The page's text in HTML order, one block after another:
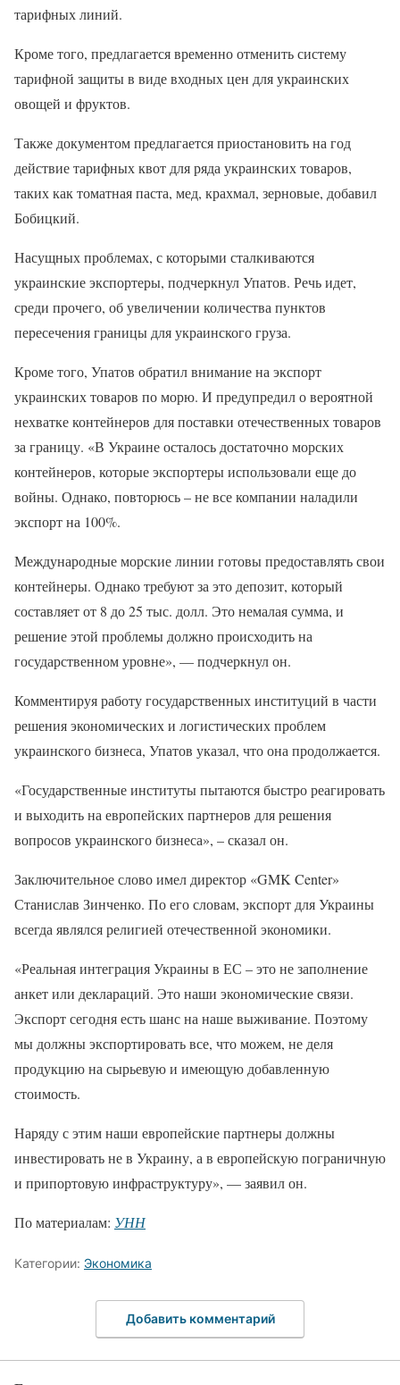
тарифных линий.
Кроме того, предлагается временно отменить систему
тарифной защиты в виде входных цен для украинских
овощей и фруктов.
Также документом предлагается приостановить на год
действие тарифных квот для ряда украинских товаров,
таких как томатная паста, мед, крахмал, зерновые, добавил
Бобицкий.
Насущных проблемах, с которыми сталкиваются
украинские экспортеры, подчеркнул Упатов. Речь идет,
среди прочего, об увеличении количества пунктов
пересечения границы для украинского груза.
Кроме того, Упатов обратил внимание на экспорт
украинских товаров по морю. И предупредил о вероятной
нехватке контейнеров для поставки отечественных товаров
за границу. «В Украине осталось достаточно морских
контейнеров, которые экспортеры использовали еще до
войны. Однако, повторюсь – не все компании наладили
экспорт на 100%.
Международные морские линии готовы предоставлять свои
контейнеры. Однако требуют за это депозит, который
составляет от 8 до 25 тыс. долл. Это немалая сумма, и
решение этой проблемы должно происходить на
государственном уровне», — подчеркнул он.
Комментируя работу государственных институций в части
решения экономических и логистических проблем
украинского бизнеса, Упатов указал, что она продолжается.
«Государственные институты пытаются быстро реагировать
и выходить на европейских партнеров для решения
вопросов украинского бизнеса», – сказал он.
Заключительное слово имел директор «GMK Center»
Станислав Зинченко. По его словам, экспорт для Украины
всегда являлся религией отечественной экономики.
«Реальная интеграция Украины в ЕС – это не заполнение
анкет или деклараций. Это наши экономические связи.
Экспорт сегодня есть шанс на наше выживание. Поэтому
мы должны экспортировать все, что можем, не деля
продукцию на сырьевую и имеющую добавленную
стоимость.
Наряду с этим наши европейские партнеры должны
инвестировать не в Украину, а в европейскую пограничную
и припортовую инфраструктуру», — заявил он.
По материалам: УНН
Категории: Экономика
Добавить комментарий